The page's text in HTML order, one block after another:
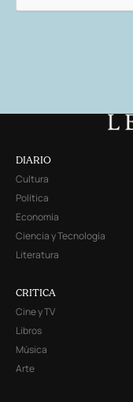
DIARIO
Cultura
Política
Economía
Ciencia y Tecnología
Literatura
CRITICA
Cine y TV
Libros
Música
Arte